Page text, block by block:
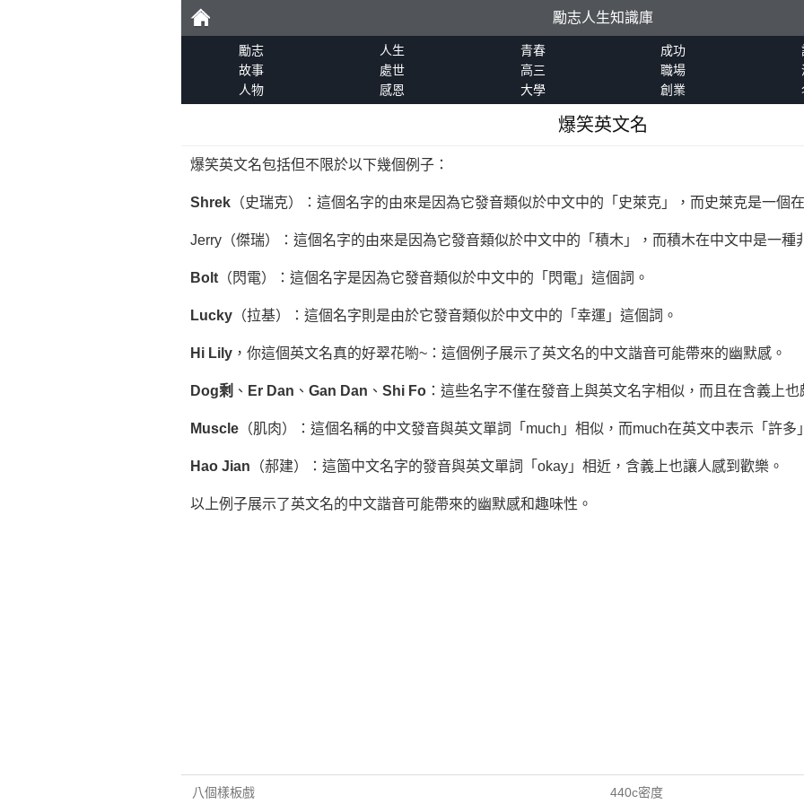
勵
勵志人生知識庫
勵志 人生 青春 成功
故事
處世 高三 職場
人物
感恩 大學 創業
爆笑英文名
爆笑英文名包括但不限於以下幾個例子：
Shrek（史瑞克）：這個名字的由來是因為它發音類似於中文中的「史萊克」，而史萊克是一個
Jerry（傑瑞）：這個名字的由來是因為它發音類似於中文中的「積木」，而積木在中文中是一種
Bolt（閃電）：這個名字是因為它發音類似於中文中的「閃電」這個詞。
Lucky（拉基）：這個名字則是由於它發音類似於中文中的「幸運」這個詞。
Hi Lily，你這個英文名真的好翠花喲~：這個例子展示了英文名的中文諧音可能帶來的幽默感。
Dog剩 、 Er Dan 、 Gan Dan 、 Shi Fo：這些名字不僅在發音上與英文名字相似，而且在含義上也
Muscle（肌肉）：這個名稱的中文發音與英文單詞「much」相似，而much在英文中表示「許多
Hao Jian （郝建）：這箇中文名字的發音與英文單詞「okay」相近，含義上也讓人感到歡樂。
以上例子展示了英文名的中文諧音可能帶來的幽默感和趣味性。
八個樣板戲 440c密度